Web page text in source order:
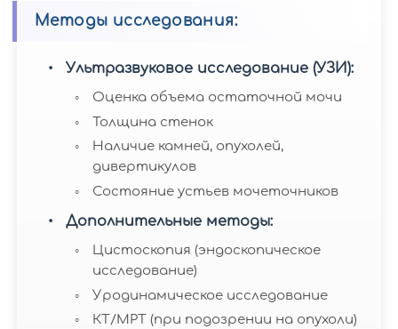
Методы исследования:
Ультразвуковое исследование (УЗИ):
Оценка объема остаточной мочи
Толщина стенок
Наличие камней, опухолей,
дивертикулов
Состояние устьев мочеточников
Дополнительные методы:
Цистоскопия (эндоскопическое
исследование)
Уродинамическое исследование
КТ/МРТ (при подозрении на опухоли)